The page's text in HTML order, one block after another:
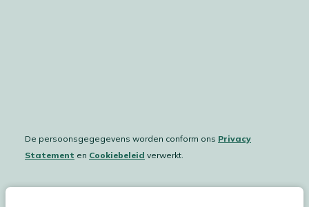
De persoonsgegegevens worden conform ons Privacy
Statement en Cookiebeleid verwerkt.